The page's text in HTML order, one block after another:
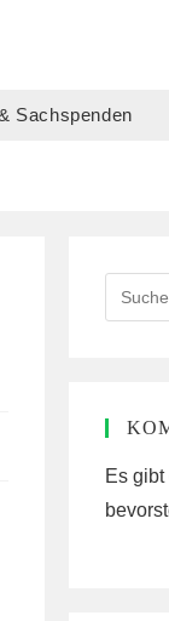
Sachspenden
this
Es